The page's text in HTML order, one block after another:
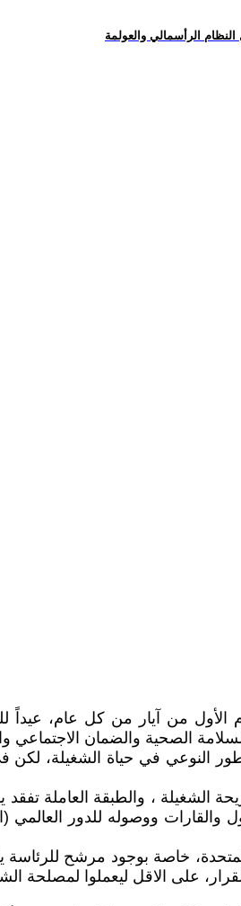
انقضت منذ أن أقرّت (الاممية الثانية) في العام 1886
النوعي في حياة الشغيلة،
الشغيلة ، والطبقة العاملة
ووصوله للدور العالمي
المتحدة، خاصة بوجود مرشح
على الاقل ليعملوا